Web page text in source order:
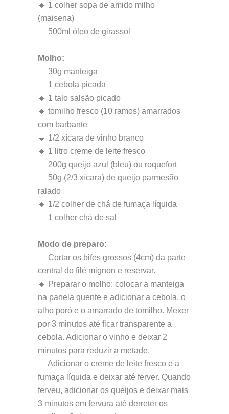
🔸 1 colher sopa de amido milho
(maisena)
🔸 500ml óleo de girassol
Molho:
🔸 30g manteiga
🔸 1 cebola picada
🔸 1 talo salsão picado
🔸 tomilho fresco (10 ramos) amarrados
com barbante
🔸 1/2 xícara de vinho branco
🔸 1 litro creme de leite fresco
🔸 200g queijo azul (bleu) ou roquefort
🔸 50g (2/3 xícara) de queijo parmesão
ralado
🔸 1/2 colher de chá de fumaça líquida
🔸 1 colher chá de sal
Modo de preparo:
🔹 Cortar os bifes grossos (4cm) da parte
central do filé mignon e reservar.
🔹 Preparar o molho: colocar a manteiga
na panela quente e adicionar a cebola, o
alho poró e o amarrado de tomilho. Mexer
por 3 minutos até ficar transparente a
cebola. Adicionar o vinho e deixar 2
minutos para reduzir a metade.
🔹 Adicionar o creme de leite fresco e a
fumaça líquida e deixar até ferver. Quando
ferveu, adicionar os queijos e deixar mais
3 minutos em fervura até derreter os